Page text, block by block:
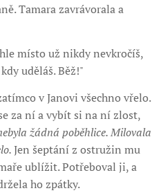
Tamara zavrávorala a
místo už nikdy nevkročíš,
uděláš. Běž!"
v Janovi všechno vřelo.
za ní a vybít si na ní zlost,
žádná poběhlice. Milovala
Jen šeptání z ostružin mu
ublížit. Potřeboval ji, a
ho zpátky.